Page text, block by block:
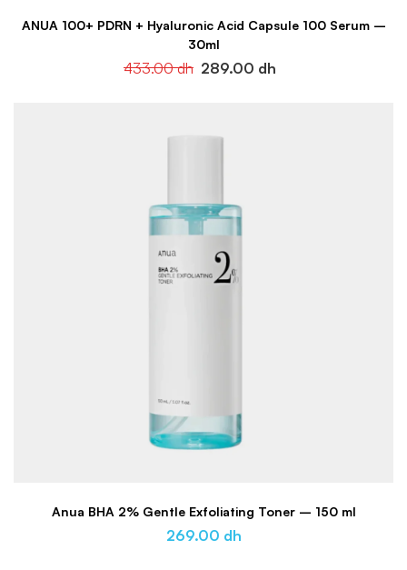
ANUA 100+ PDRN + Hyaluronic Acid Capsule 100 Serum –
30ml
433.00dh 289.00 dh
Anua BHA 2% Gentle Exfoliating Toner – 150 ml
269.00 dh